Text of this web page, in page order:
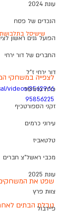
עונת 2024
הנכדים של פסח
הפועל גנים ראשון
החברים של דור ירחי
דור ירחי ז"ל
כו"ח כדורסל
זקני הספורטכיף
עירוני כרמים
טלטאביז
מכבי ראשל"צ חברים
עונת 2025
צוות פרץ
פיירבול
שישיסל
לצפייה במשחקי
videos/3562966
95856225
שפט את
טבלת הבתים לאחר